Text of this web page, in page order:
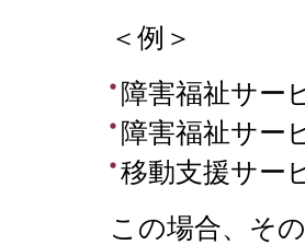
＜例＞
障害福祉サー
障害福祉サー
移動支援サー
この場合、そ